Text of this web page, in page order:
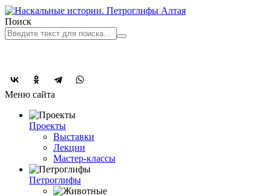
Поиск
Меню сайта
Проекты
Выставки
Лекции
Мастер-классы
Петроглифы